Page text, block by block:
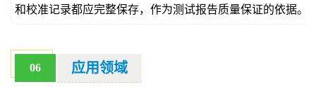
和校准记录都应完整保存，作为测试报告质量保证的依据。
06 应用领域